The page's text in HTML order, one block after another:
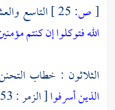
[ص: التاسع
الله فتوكلوا إن كنتم
الثلاثون : خطاب
الذين أسرفوا[ الزمر : 53 ] . .